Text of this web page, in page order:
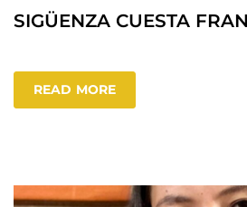
SIGÜENZA CUESTA
READ MORE